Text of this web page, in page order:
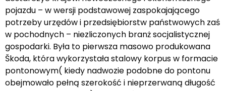
pojazdu – w wersji podstawowej zaspokajającego
potrzeby urzędów i przedsiębiorstw państwowych zaś
w pochodnych – niezliczonych branż socjalistycznej
gospodarki. Była to pierwsza masowo produkowana
Škoda, która wykorzystała stalowy korpus w formacie
pontonowym( kiedy nadwozie podobne do pontonu
obejmowało pełną szerokość i nieprzerwaną długość